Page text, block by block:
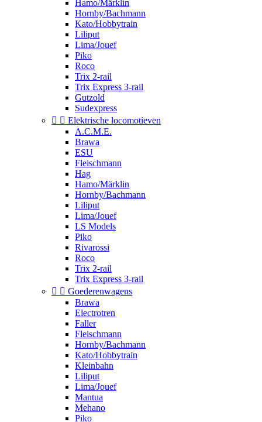
Hamo/Märklin
Hornby/Bachmann
Kato/Hobbytrain
Liliput
Lima/Jouef
Piko
Roco
Trix 2-rail
Trix Express 3-rail
Gutzold
Sudexpress
  Elektrische locomotieven
A.C.M.E.
Brawa
ESU
Fleischmann
Hag
Hamo/Märklin
Hornby/Bachmann
Liliput
Lima/Jouef
LS Models
Piko
Rivarossi
Roco
Trix 2-rail
Trix Express 3-rail
  Goederenwagens
Brawa
Electrotren
Faller
Fleischmann
Hornby/Bachmann
Kato/Hobbytrain
Kleinbahn
Liliput
Lima/Jouef
Mantua
Mehano
Piko